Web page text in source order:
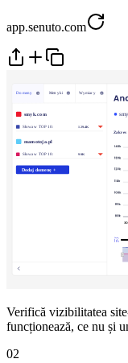
app.senuto.com
Verifică vizibilitatea
funcționează, ce nu și
02